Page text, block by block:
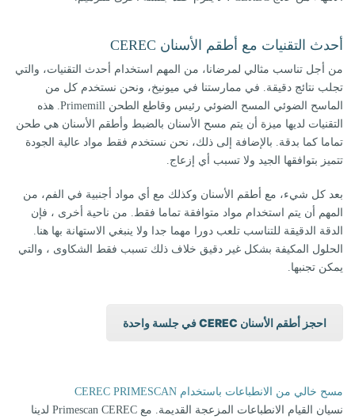
أحدث التقنيات مع أطقم الأسنان CEREC
من أجل تناسب مثالي لمرضانا، من المهم استخدام أحدث التقنيات، والتي
تجلب نتائج دقيقة. في ممارستنا في ميونيخ، ونحن نستخدم كل من
الماسح الضوئي المسح الضوئي رئيس وقاطع الطحن Primemill. هذه
التقنيات لديها ميزة أن يتم مسح الأسنان بالضبط وأطقم الأسنان هي طحن
تماما كما بدقة. بالإضافة إلى ذلك، نحن نستخدم فقط مواد عالية الجودة
تتميز بتوافقها الجيد ولا تسبب أي إزعاج.
بعد كل شيء، مع أطقم الأسنان وكذلك مع أي مواد أجنبية في الفم، من
المهم أن يتم استخدام مواد متوافقة تماما فقط. من ناحية أخرى ، فإن
الدقة الدقيقة للتناسب تلعب دورا مهما جدا ولا ينبغي الاستهانة بها هنا.
الحلول المكيفة بشكل غير دقيق خلاف ذلك تسبب فقط الشكاوى ، والتي
يمكن تجنبها.
احجز أطقم الأسنان CEREC في جلسة واحدة
مسح خالي من الانطباعات باستخدام CEREC PRIMESCAN
نسيان القيام الانطباعات المزعجة القديمة. مع Primescan CEREC لدينا